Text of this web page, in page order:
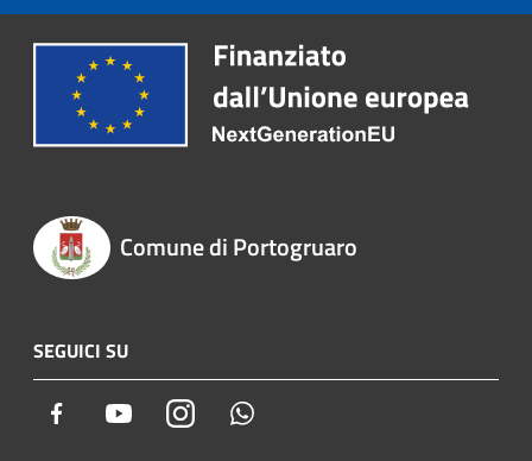
Comune di Portogruaro
SEGUICI SU
Facebook YoutubeInstagram